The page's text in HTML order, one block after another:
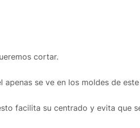
cortar.
se ve en los moldes de
facilita su centrado y evita que